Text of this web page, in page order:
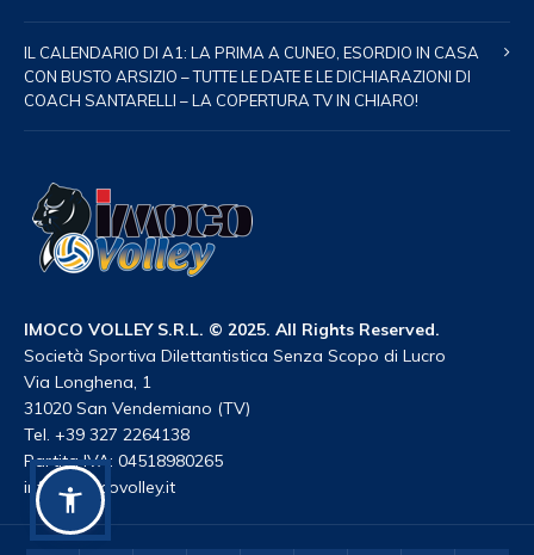
IL CALENDARIO DI A1: LA PRIMA A CUNEO, ESORDIO IN CASA
CON BUSTO ARSIZIO – TUTTE LE DATE E LE DICHIARAZIONI DI
COACH SANTARELLI – LA COPERTURA TV IN CHIARO!
IMOCO VOLLEY S.R.L. © 2025. All Rights Reserved.
Società Sportiva Dilettantistica Senza Scopo di Lucro
Via Longhena, 1
31020 San Vendemiano (TV)
Tel. +39 327 2264138
Partita IVA: 04518980265
info@imocovolley.it